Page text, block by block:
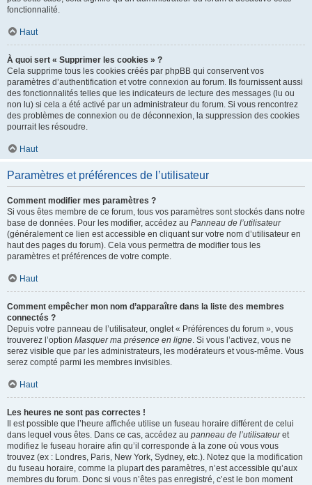
fonctionnalité.
Haut
À quoi sert « Supprimer les cookies » ?
Cela supprime tous les cookies créés par phpBB qui conservent vos
paramètres d’authentification et votre connexion au forum. Ils fournissent aussi
des fonctionnalités telles que les indicateurs de lecture des messages (lu ou
non lu) si cela a été activé par un administrateur du forum. Si vous rencontrez
des problèmes de connexion ou de déconnexion, la suppression des cookies
pourrait les résoudre.
Haut
Paramètres et préférences de l’utilisateur
Comment modifier mes paramètres ?
Si vous êtes membre de ce forum, tous vos paramètres sont stockés dans notre
base de données. Pour les modifier, accédez au Panneau de l’utilisateur
(généralement ce lien est accessible en cliquant sur votre nom d’utilisateur en
haut des pages du forum). Cela vous permettra de modifier tous les
paramètres et préférences de votre compte.
Haut
Comment empêcher mon nom d’apparaître dans la liste des membres
connectés ?
Depuis votre panneau de l’utilisateur, onglet « Préférences du forum », vous
trouverez l’option Masquer ma présence en ligne. Si vous l’activez, vous ne
serez visible que par les administrateurs, les modérateurs et vous-même. Vous
serez compté parmi les membres invisibles.
Haut
Les heures ne sont pas correctes !
Il est possible que l’heure affichée utilise un fuseau horaire différent de celui
dans lequel vous êtes. Dans ce cas, accédez au panneau de l’utilisateuret
modifiez le fuseau horaire afin qu’il corresponde à la zone où vous vous
trouvez (ex : Londres, Paris, New York, Sydney, etc.). Notez que la modification
du fuseau horaire, comme la plupart des paramètres, n’est accessible qu’aux
membres du forum. Donc si vous n’êtes pas enregistré, c’est le bon moment